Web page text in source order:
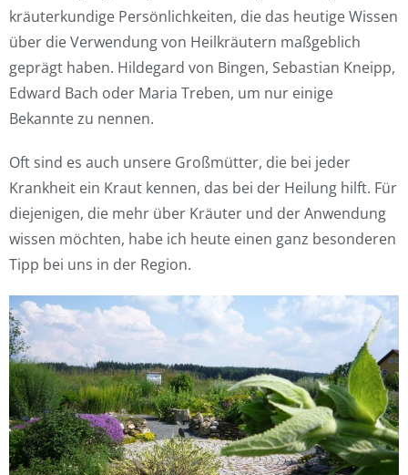
kräuterkundige Persönlichkeiten, die das heutige Wissen
über die Verwendung von Heilkräutern maßgeblich
geprägt haben. Hildegard von Bingen, Sebastian Kneipp,
Edward Bach oder Maria Treben, um nur einige
Bekannte zu nennen.
Oft sind es auch unsere Großmütter, die bei jeder
Krankheit ein Kraut kennen, das bei der Heilung hilft. Für
diejenigen, die mehr über Kräuter und der Anwendung
wissen möchten, habe ich heute einen ganz besonderen
Tipp bei uns in der Region.